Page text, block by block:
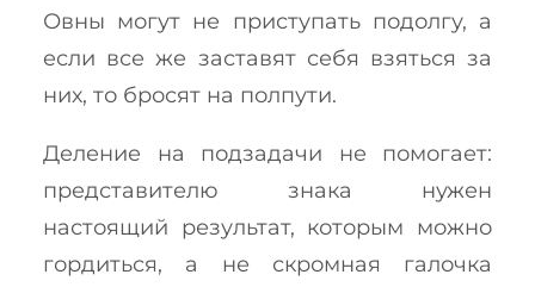
Овны могут не приступать подолгу, а
если все же заставят себя взяться за
них, то бросят на полпути.
Деление на подзадачи не помогает:
представителю знака нужен
настоящий результат, которым можно
гордиться, а не скромная галочка